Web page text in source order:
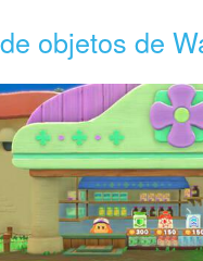
objetos de